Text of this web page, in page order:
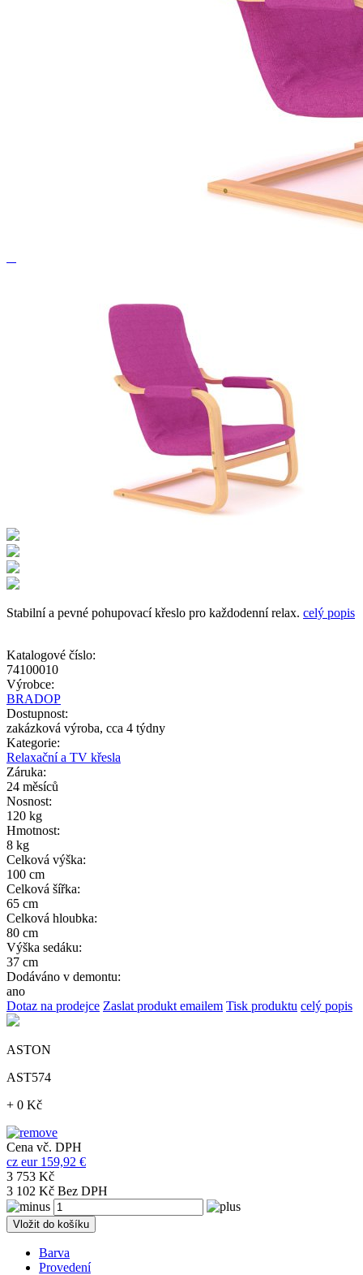
Stabilní a pevné pohupovací křeslo pro každodenní relax. celý popis
Katalogové číslo:
74100010
Výrobce:
BRADOP
Dostupnost:
zakázková výroba, cca 4 týdny
Kategorie:
Relaxační a TV křesla
Záruka:
24 měsíců
Nosnost:
120 kg
Hmotnost:
8 kg
Celková výška:
100 cm
Celková šířka:
65 cm
Celková hloubka:
80 cm
Výška sedáku:
37 cm
Dodáváno v demontu:
ano
Dotaz na prodejce Zaslat produkt emailem Tisk produktu celý popis
ASTON
AST574
+ 0 Kč
Cena vč. DPH
cz eur 159,92 €
3 753 Kč
3 102 Kč Bez DPH
Vložit do košíku
Barva
Provedení